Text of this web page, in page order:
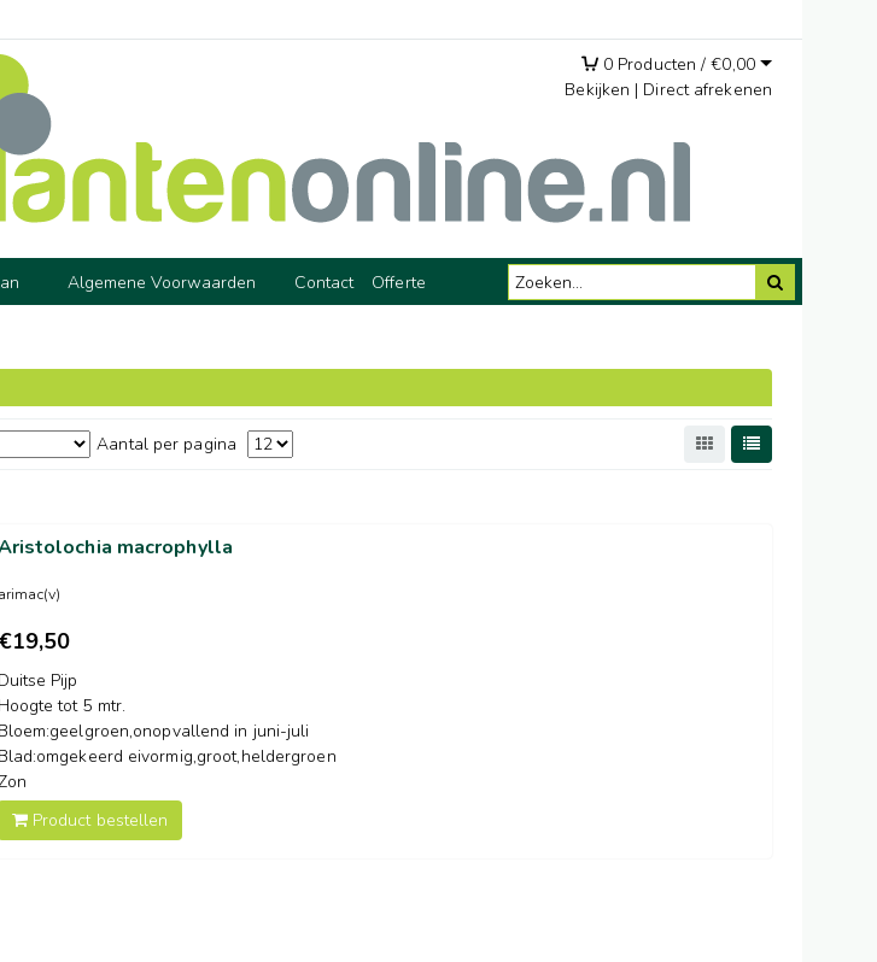
0 Producten /€0,00
Bekijken | Direct afrekenen
Algemene Voorwaarden Contact Offerte
Aantal per pagina
macrophylla
arimac(v)
€19,50
Duitse Pijp
Hoogte tot 5 mtr.
Bloem:geelgroen,onopvallend in juni-juli
Blad:omgekeerd eivormig,groot,heldergroen
Product bestellen